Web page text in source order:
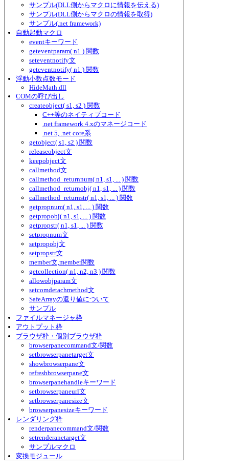
サンプル(DLL側からマクロに情報を伝える)
サンプル(DLL側からマクロの情報を取得)
サンプル(.net framework)
自動起動マクロ
eventキーワード
geteventparam( n1 ) 関数
seteventnotify文
geteventnotify( n1 ) 関数
浮動小数点数モード
HideMath.dll
COMの呼び出し
createobject( s1, s2 ) 関数
C++等のネイティブコード
.net framework 4.xのマネージコード
.net 5, .net core系
getobject( s1, s2 ) 関数
releaseobject文
keepobject文
callmethod文
callmethod_returnnum( n1, s1, ... ) 関数
callmethod_returnobj( n1, s1, ... ) 関数
callmethod_returnstr( n1, s1, ... ) 関数
getpropnum( n1, s1, ... ) 関数
getpropobj( n1, s1, ... ) 関数
getpropstr( n1, s1, ... ) 関数
setpropnum文
setpropobj文
setpropstr文
member文,member関数
getcollection( n1, n2, n3 ) 関数
allowobjparam文
setcomdetachmethod文
SafeArrayの返り値について
サンプル
ファイルマネージャ枠
アウトプット枠
ブラウザ枠・個別ブラウザ枠
browserpanecommand文/関数
setbrowserpanetarget文
showbrowserpane文
refreshbrowserpane文
browserpanehandleキーワード
setbrowserpaneurl文
setbrowserpanesize文
browserpanesizeキーワード
レンダリング枠
renderpanecommand文/関数
setrenderanetarget文
サンプルマクロ
変換モジュール